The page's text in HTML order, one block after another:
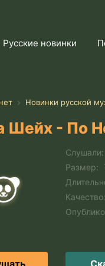
Русские новинки
Новинки русской
Шейх - По
Слушали:
Размер:
Качество: